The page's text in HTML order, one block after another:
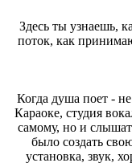
Здесь ты узнаешь,
поток, как
Когда душа поет -
Караоке, студия
самому, но и
было создать
установка, звук,